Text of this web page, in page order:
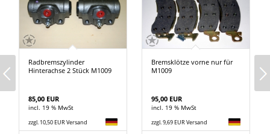
Radbremszylinder
Hinterachse 2 Stück M1009
85,00 EUR
incl. 19 % MwSt
zzgl. 10,50 EUR Versand
Bremsklötze vorne nur für
M1009
95,00 EUR
incl. 19 % MwSt
zzgl. 9,69 EUR Versand